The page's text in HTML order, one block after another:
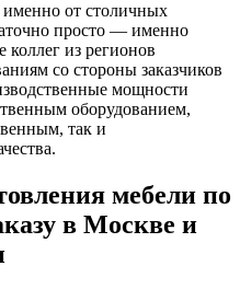
от столичных
просто — именно
из регионов
со стороны заказчиков
мощности
оборудованием,
так и
мебели по
в Москве и